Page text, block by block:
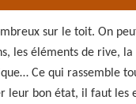
sur le toit. On
les éléments de rive,
Ce qui rassemble
leur bon état, il faut